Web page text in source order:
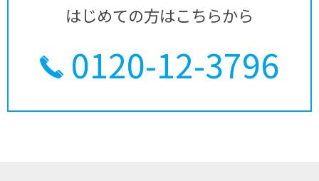
はじめての方はこちらから
0120-12-3796